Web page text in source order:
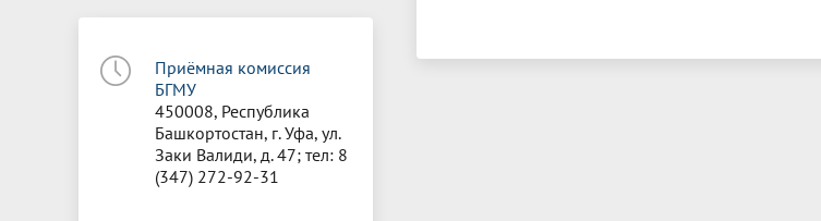
Приёмная комиссия
БГМУ
450008, Республика
Башкортостан, г. Уфа, ул.
Заки Валиди, д. 47; тел: 8
(347) 272-92-31